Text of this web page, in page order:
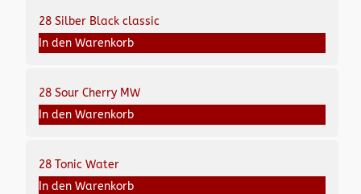
28 Silber Black classic
In den Warenkorb
28 Sour Cherry MW
In den Warenkorb
28 Tonic Water
In den Warenkorb